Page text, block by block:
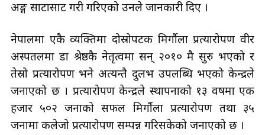
अङ्ग साटासाट गरी गरिएको उनले जानकारी दिए ।
नेपालमा एकै व्यक्तिमा दोस्रोपटक मिर्गौला प्रत्यारोपण वीर
अस्पतलमा डा श्रेष्ठकै नेतृत्वमा सन् २०१० मै सुरु भएको र
तेस्रो प्रत्यारोपण भने अत्यन्तै दुर्लभ उपलब्धि भएको केन्द्रले
जनाएको छ । प्रत्यारोपण केन्द्रले स्थापनाको १३ वर्षमा एक
हजार ५०२ जनाको सफल मिर्गौला प्रत्यारोपण तथा ३५
जनामा कलेजो प्रत्यारोपण सम्पन्न गरिसकेको जनाएको छ ।